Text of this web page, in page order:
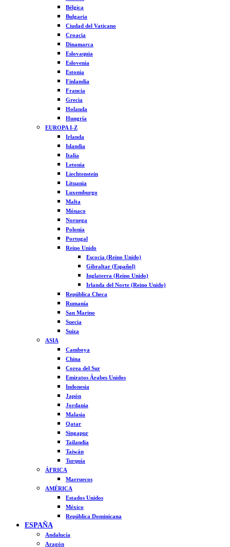
Bélgica
Bulgaria
Ciudad del Vaticano
Croacia
Dinamarca
Eslovaquia
Eslovenia
Estonia
Finlandia
Francia
Grecia
Holanda
Hungría
EUROPA I-Z
Irlanda
Islandia
Italia
Letonia
Liechtenstein
Lituania
Luxemburgo
Malta
Mónaco
Noruega
Polonia
Portugal
Reino Unido
Escocia (Reino Unido)
Gibraltar (Español)
Inglaterra (Reino Unido)
Irlanda del Norte (Reino Unido)
República Checa
Rumanía
San Marino
Suecia
Suiza
ASIA
Camboya
China
Corea del Sur
Emiratos Árabes Unidos
Indonesia
Japón
Jordania
Malasia
Qatar
Singapur
Tailandia
Taiwán
Turquía
ÁFRICA
Marruecos
AMÉRICA
Estados Unidos
México
República Dominicana
ESPAÑA
Andalucía
Aragón